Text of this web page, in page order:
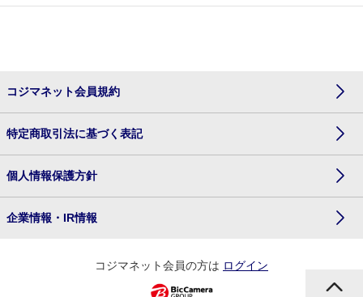
コジマネット会員規約
特定商取引法に基づく表記
個人情報保護方針
企業情報・IR情報
コジマネット会員の方は ログイン